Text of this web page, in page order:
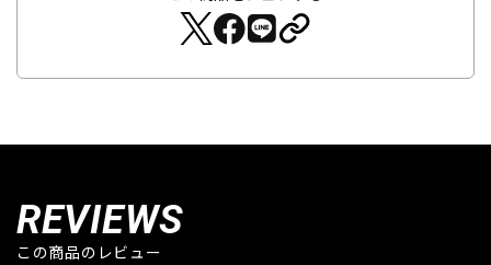
REVIEWS
この商品のレビュー